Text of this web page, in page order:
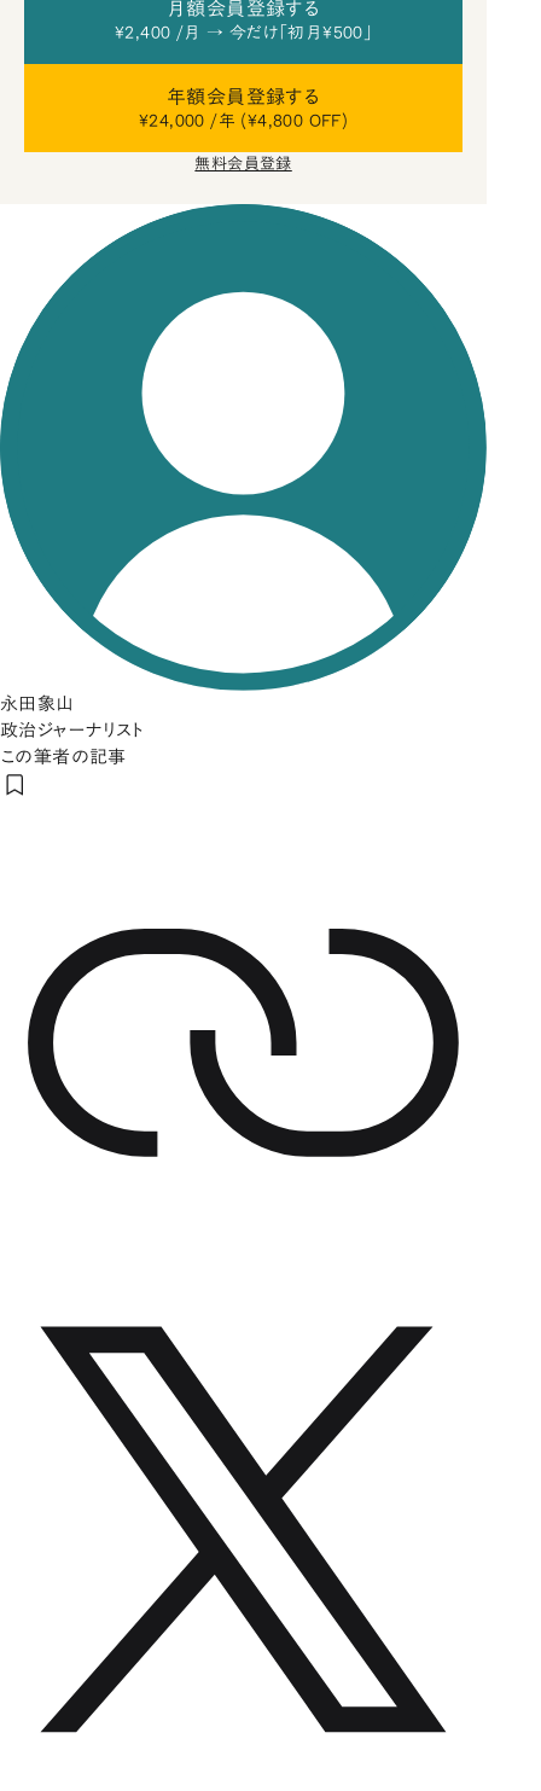
月額会員登録する
¥2,400 /月 → 今だけ「初月¥500」
年額会員登録する
¥24,000 /年 (¥4,800 OFF)
無料会員登録
永田象山
政治ジャーナリスト
この筆者の記事